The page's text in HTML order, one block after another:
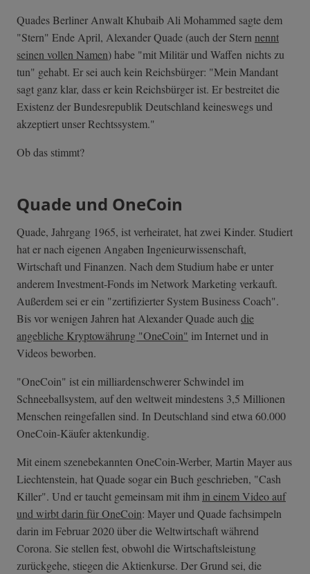
Quades Berliner Anwalt Khubaib Ali Mohammed sagte dem
"Stern" Ende April, Alexander Quade (auch der Sternnennt
seinen vollen Namen) habe "mit Militär und Waffen nichts zu
tun" gehabt. Er sei auch kein Reichsbürger: "Mein Mandant
sagt ganz klar, dass er kein Reichsbürger ist. Er bestreitet die
Existenz der Bundesrepublik Deutschland keineswegs und
akzeptiert unser Rechtssystem."
Ob das stimmt?
Quade und OneCoin
Quade, Jahrgang 1965, ist verheiratet, hat zwei Kinder. Studiert
hat er nach eigenen Angaben Ingenieurwissenschaft,
Wirtschaft und Finanzen. Nach dem Studium habe er unter
anderem Investment-Fonds im Network Marketing verkauft.
Außerdem sei er ein "zertifizierter System Business Coach".
Bis vor wenigen Jahren hat Alexander Quade auchdie
angebliche Kryptowährung "OneCoin" im Internet und in
Videos beworben.
"OneCoin" ist ein milliardenschwerer Schwindel im
Schneeballsystem, auf den weltweit mindestens 3,5 Millionen
Menschen reingefallen sind. In Deutschland sind etwa 60.000
OneCoin-Käufer aktenkundig.
Mit einem szenebekannten OneCoin-Werber, Martin Mayer aus
Liechtenstein, hat Quade sogar ein Buch geschrieben, "Cash
Killer". Und er taucht gemeinsam mit ihm in einem Video auf
und wirbt darin für OneCoin: Mayer und Quade fachsimpeln
darin im Februar 2020 über die Weltwirtschaft während
Corona. Sie stellen fest, obwohl die Wirtschaftsleistung
zurückgehe, stiegen die Aktienkurse. Der Grund sei, die